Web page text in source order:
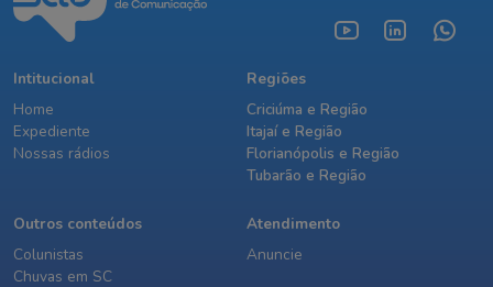
Intitucional
Home
Expediente
Nossas rádios
Regiões
Criciúma e Região
Itajaí e Região
Florianópolis e Região
Tubarão e Região
Outros conteúdos
Colunistas
Chuvas em SC
Atendimento
Anuncie